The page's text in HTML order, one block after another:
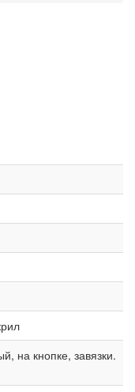
на кнопке, завязки.